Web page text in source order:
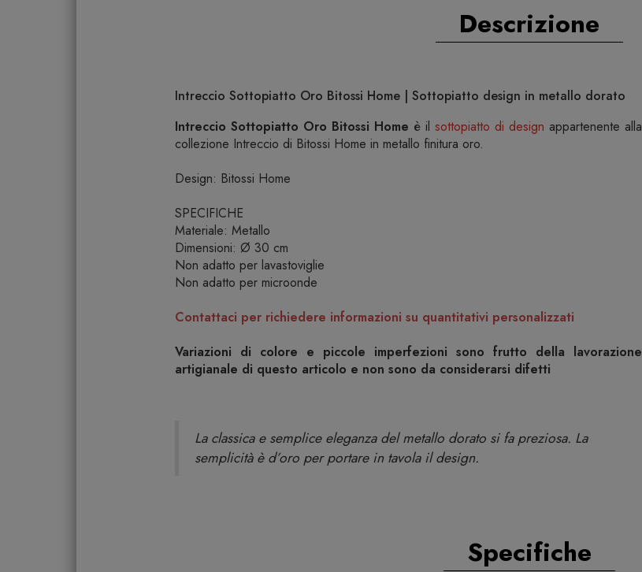
Descrizione
Intreccio Sottopiatto Oro Bitossi Home | Sottopiatto design in metallo dorato
Intreccio Sottopiatto Oro Bitossi Home è ilsottopiatto di design appartenente alla
collezione Intreccio di Bitossi Home in metallo finitura oro.
Design: Bitossi Home
SPECIFICHE
Materiale: Metallo
Dimensioni: Ø 30 cm
Non adatto per lavastoviglie
Non adatto per microonde
Contattaci per richiedere informazioni su quantitativi personalizzati
Variazioni di colore e piccole imperfezioni sono frutto della lavorazione
artigianale di questo articolo e non sono da considerarsi difetti
La classica e semplice eleganza del metallo dorato si fa preziosa. La
semplicità è d’oro per portare in tavola il design.
Specifiche